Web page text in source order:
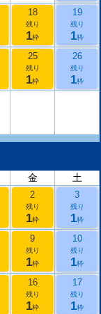
18
残り
1枠
19
残り
1枠
25
残り
1枠
26
残り
1枠
金 土
2
残り
1枠
3
残り
1枠
9
残り
1枠
10
残り
1枠
16
残り
1枠
17
残り
1枠